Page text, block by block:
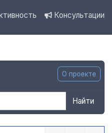
Консультации
О проекте
Найти